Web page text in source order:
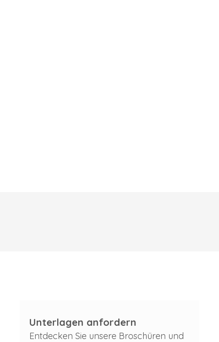
Unterlagen anfordern
Entdecken Sie unsere Broschüren und